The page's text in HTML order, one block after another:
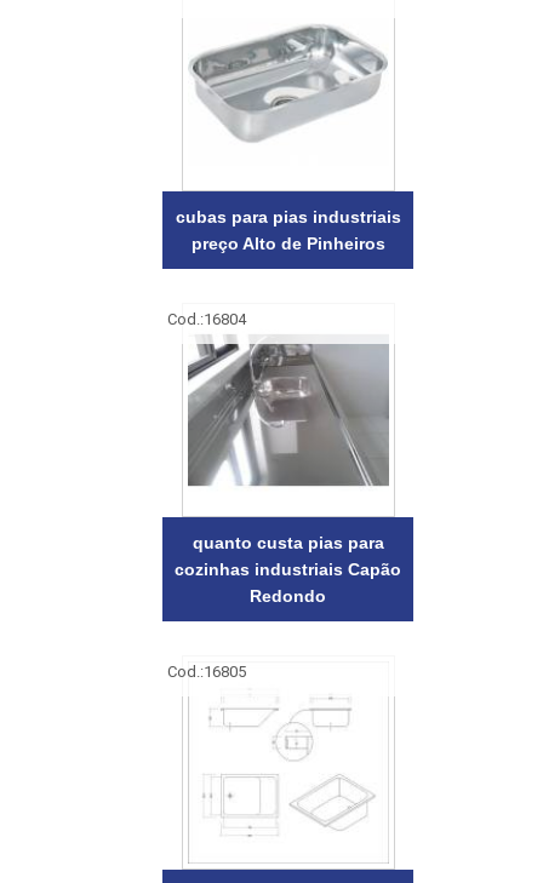
cubas para pias industriais
preço Alto de Pinheiros
Cod.:16804
quanto custa pias para
cozinhas industriais Capão
Redondo
Cod.:16805